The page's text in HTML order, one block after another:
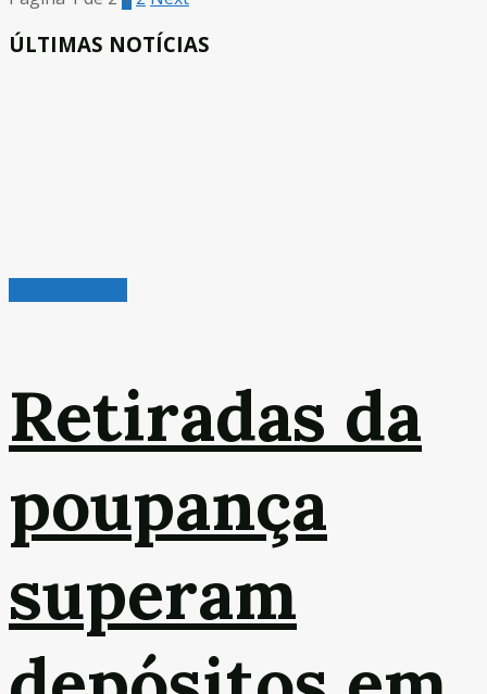
ÚLTIMAS NOTÍCIAS
Retiradas da
poupança
superam